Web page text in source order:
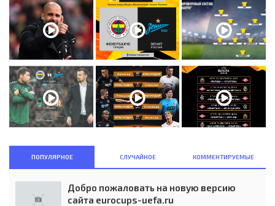
ПОПУЛЯРНОЕ СЛУЧАЙНОЕ КОММЕНТИРУЕМЫЕ
Добро пожаловать на новую версию
сайта eurocups-uefa.ru